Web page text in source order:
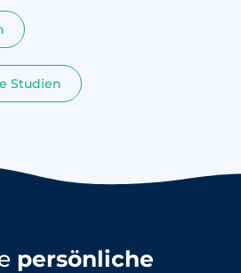
Studien
persönliche